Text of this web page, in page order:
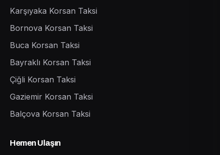
Karşıyaka Korsan Taksi
Bornova Korsan Taksi
Buca Korsan Taksi
Bayraklı Korsan Taksi
Çiğli Korsan Taksi
Gaziemir Korsan Taksi
Balçova Korsan Taksi
Hemen Ulaşın